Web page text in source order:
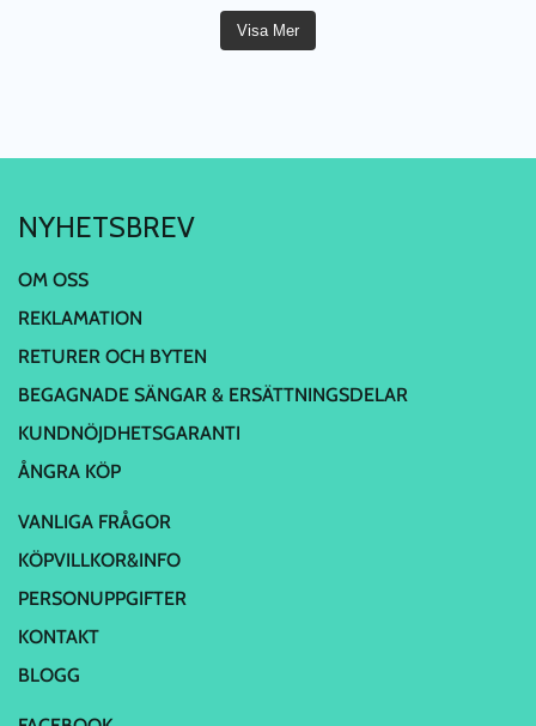
Visa Mer
NYHETSBREV
OM OSS
REKLAMATION
RETURER OCH BYTEN
BEGAGNADE SÄNGAR & ERSÄTTNINGSDELAR
KUNDNÖJDHETSGARANTI
ÅNGRA KÖP
VANLIGA FRÅGOR
KÖPVILLKOR&INFO
PERSONUPPGIFTER
KONTAKT
BLOGG